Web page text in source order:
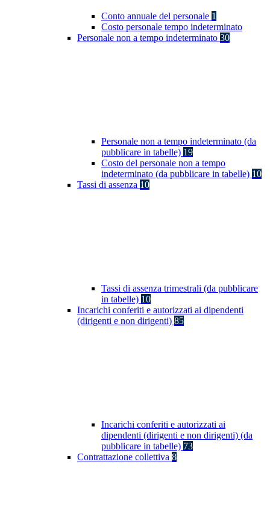
Conto annuale del personale 1
Costo personale tempo indeterminato
Personale non a tempo indeterminato 30
Personale non a tempo indeterminato (da
pubblicare in tabelle) 19
Costo del personale non a tempo
indeterminato (da pubblicare in tabelle) 10
Tassi di assenza 10
Tassi di assenza trimestrali (da pubblicare
in tabelle) 10
Incarichi conferiti e autorizzati ai dipendenti
(dirigenti e non dirigenti) 85
Incarichi conferiti e autorizzati ai
dipendenti (dirigenti e non dirigenti) (da
pubblicare in tabelle) 73
Contrattazione collettiva 8